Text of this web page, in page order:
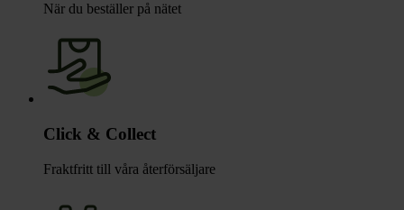
När du beställer på nätet
Click & Collect
Fraktfritt till våra återförsäljare